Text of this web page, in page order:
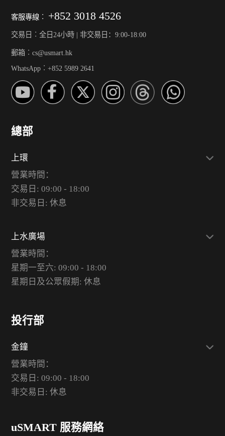
客服專線︰ +852 3018 4526
交易日︰全日24小時 | 非交易日：9:00-18:00
郵箱︰cs@usmart.hk
WhatsApp︰+852 5989 2641
總部
上環
營業時間：
交易日: 09:00 - 18:00
非交易日: 休息
上水廣場
營業時間：
星期一至六: 09:00 - 18:00
星期日及公眾假期: 休息
投行部
金鐘
營業時間：
交易日: 09:00 - 18:00
非交易日: 休息
uSMART 服務網絡